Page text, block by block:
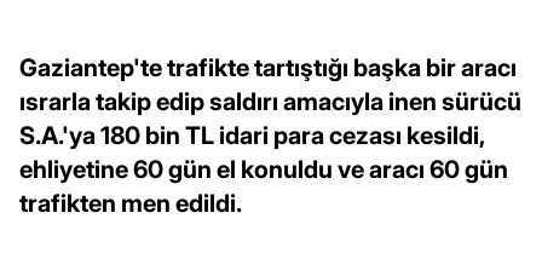
Gaziantep'te trafikte tartıştığı başka bir aracı
ısrarla takip edip saldırı amacıyla inen sürücü
S.A.'ya 180 bin TL idari para cezası kesildi,
ehliyetine 60 gün el konuldu ve aracı 60 gün
trafikten men edildi.